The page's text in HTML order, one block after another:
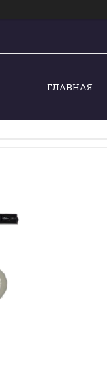
ГЛАВНАЯ